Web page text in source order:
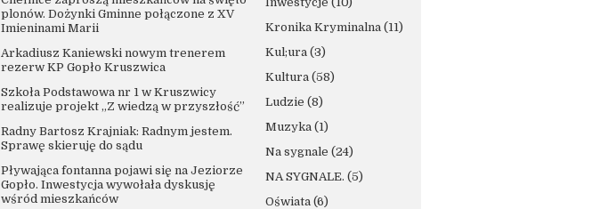
plonów. Dożynki Gminne połączone z XV
Imieninami Marii
Arkadiusz Kaniewski nowym trenerem
rezerw KP Gopło Kruszwica
Szkoła Podstawowa nr 1 w Kruszwicy
realizuje projekt „Z wiedzą w przyszłość”
Radny Bartosz Krajniak: Radnym jestem.
Sprawę skieruję do sądu
Pływająca fontanna pojawi się na Jeziorze
Gopło. Inwestycja wywołała dyskusję
wśród mieszkańców
Kronika Kryminalna (11)
Kul;ura (3)
Kultura (58)
Ludzie (8)
Muzyka (1)
Na sygnale (24)
NA SYGNALE. (5)
Oświata (6)